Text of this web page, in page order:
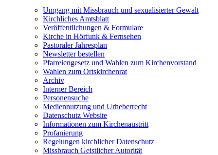
Umgang mit Missbrauch und sexualisierter Gewalt
Kirchliches Amtsblatt
Veröffentlichungen & Formulare
Kirche in Hörfunk & Fernsehen
Pastoraler Jahresplan
Newsletter bestellen
Pfarreiengesetz und Wahlen zum Kirchenvorstand
Wahlen zum Ortskirchenrat
Archiv
Interner Bereich
Personensuche
Mediennutzung und Urheberrecht
Datenschutz Website
Informationen zum Kirchenaustritt
Profanierung
Regelungen kirchlicher Datenschutz
Missbrauch Geistlicher Autorität